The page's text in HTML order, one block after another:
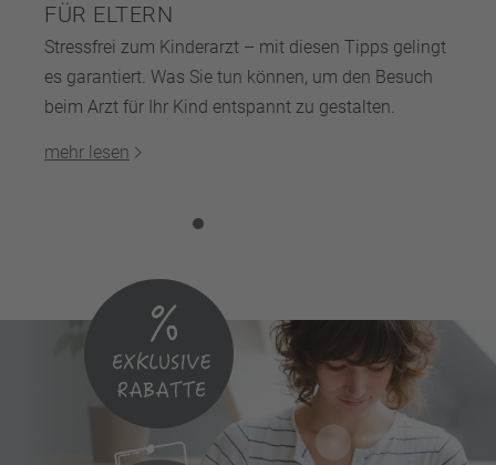
FÜR ELTERN
Stressfrei zum Kinderarzt – mit diesen Tipps gelingt
es garantiert. Was Sie tun können, um den Besuch
beim Arzt für Ihr Kind entspannt zu gestalten.
mehr lesen